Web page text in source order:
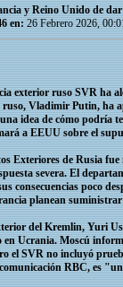
y Reino Unido de
en:26 Febrero 2026,
exterior ruso SVR ha
Vladimir Putin, ha
una idea de cómo
a EEUU sobre el
Exteriores de Rusia
severa. El
consecuencias poco
planean
del Kremlin, Yuri
en Ucrania. Moscú
el SVR no incluyó
RBC, es